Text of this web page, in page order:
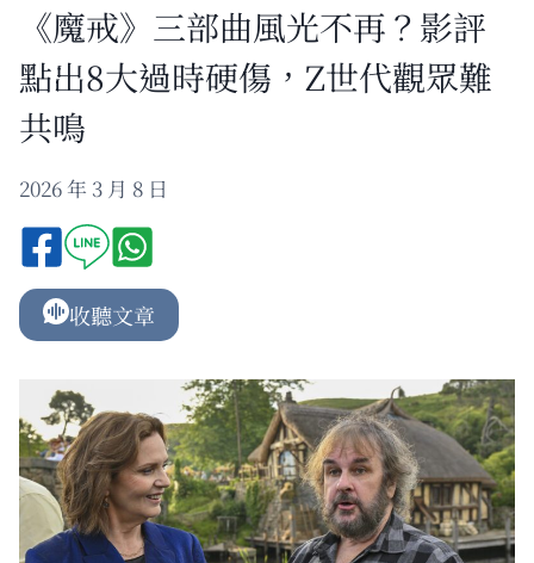
《魔戒》三部曲風光不再？影評
點出8大過時硬傷，Z世代觀眾難
共鳴
2026 年 3 月 8 日
收聽文章